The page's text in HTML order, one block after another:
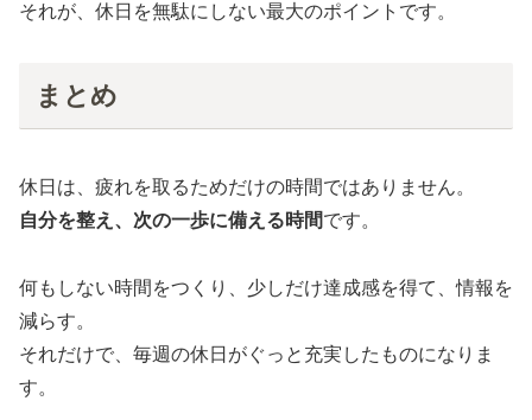
それが、休日を無駄にしない最大のポイントです。
まとめ
休日は、疲れを取るためだけの時間ではありません。
自分を整え、次の一歩に備える時間です。
何もしない時間をつくり、少しだけ達成感を得て、情報を
減らす。
それだけで、毎週の休日がぐっと充実したものになりま
す。